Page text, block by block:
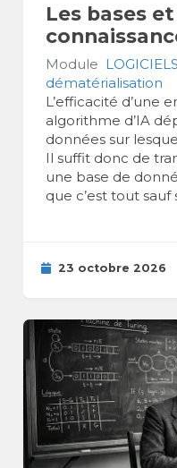
Les bases
Module
dématérialisation
L’efficacité d’une
algorithme d’IA
données sur
Il suffit donc de
une base de
que c’est tout sauf
23 octobre 2026